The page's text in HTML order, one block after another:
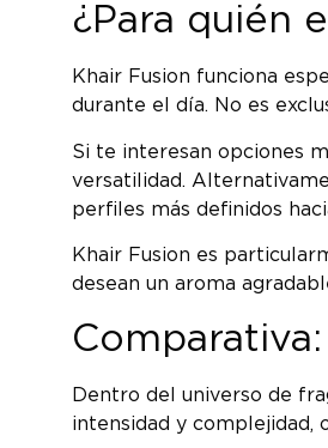
¿Para quién
Khair Fusion funciona
durante el día. No es
Si te interesan opciones
versatilidad.
perfiles más definidos
Khair Fusion es
desean un aroma
Dentro del universo de
intensidad y complejidad,